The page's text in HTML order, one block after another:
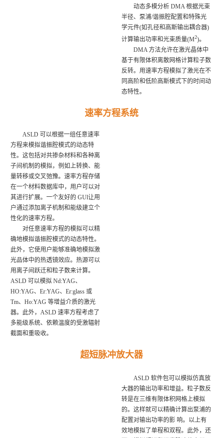
动态多模分析 DMA 根据光束
半径、泵浦/谐振腔配置和特殊光
学元件(如孔径和高斯输出耦合器)
计算输出功率和光束质量(M2)。
DMA 方法允许在激光晶体中
基于有限体积离散网格计算粒子数
反转。用速率方程模拟了激光在不
同高阶和低阶高斯模式下的时间动
态特性。
速率方程系统
ASLD 可以根据一组任意速率
方程来模拟谐振腔模式的动态特
性。这包括对共掺杂材料和各种离
子间机制的模拟，例如上转换、能
量转移或交叉弛豫。速率方程存储
在一个材料数据库中，用户可以对
其进行扩展。一个友好的 GUl让用
户通过添加离子机制和能级建立个
性化的速率方程。
对任意速率方程的模拟可以精
确地模拟谐振腔模式的动态特性。
此外，它使用户能够准确地模拟激
光品体中的热透镜效应。热源可以
用离子间跃迁和粒子数来计算。
ASLD 可以模拟 Nd:YAG、
HO:YAG、Er:YAG、Er:glass 或
Tm、Ho:YAG 等增益介质的激光
器。此外，ASLD 速率方程考虑了
多能级系统、依赖温度的受激辐射
截面和重吸收。
超短脉冲放大器
ASLD 软件包可以模拟仿真放
大器的输出功率和增益。粒子数反
转是在三维有限体积网格上模拟
的。这样就可以精确计算出泵浦的
配置对输出功率的影 响。以上有
效地模拟了单程和双程。此外，还